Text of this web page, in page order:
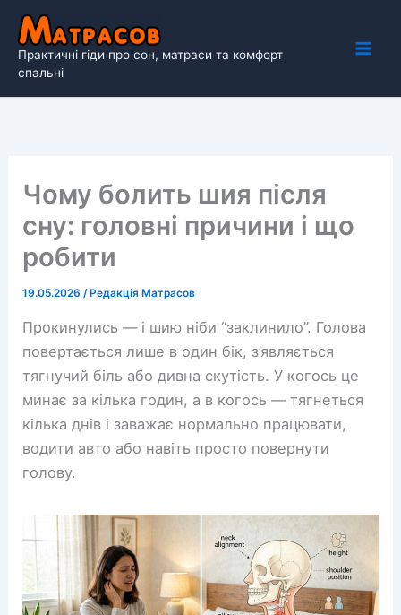
Перейти
вмісту
Практичні гіди про сон, матраси та комфорт
спальні
Чому болить шия після
сну: головні причини і що
робити
19.05.2026/ Редакція Матрасов
Прокинулись — і шию ніби “заклинило”. Голова
повертається лише в один бік, з’являється
тягнучий біль або дивна скутість. У когось це
минає за кілька годин, а в когось — тягнеться
кілька днів і заважає нормально працювати,
водити авто або навіть просто повернути
голову.